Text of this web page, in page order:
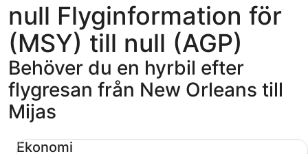
null Flyginformation för
(MSY) till null (AGP)
Behöver du en hyrbil efter
flygresan från New Orleans till
Mijas
Ekonomi
Ekonomi Chevrolet Spark